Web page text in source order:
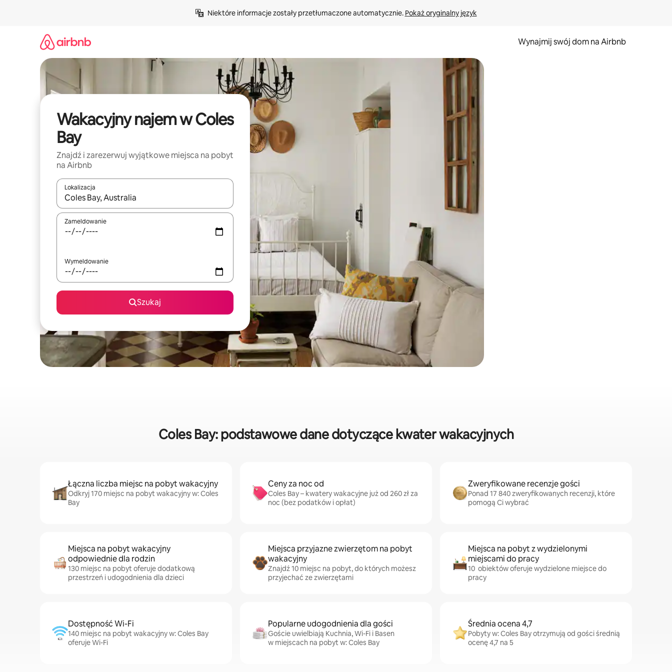
Niektóre informacje zostały przetłumaczone automatycznie. Pokaż oryginalny język
Wynajmij swój dom na Airbnb
Wakacyjny najem w Coles
Bay
Znajdź i zarezerwuj wyjątkowe miejsca na pobyt
na Airbnb
Lokalizacja
Gdy wyniki będą dostępne, możesz poruszać się po nich za pomocą klawiszy strzałek w górę i w dół lub przeglądać je za pomocą gestów dotykowych lub przesuwania.
Zameldowanie
Wymeldowanie
Szukaj
Coles Bay: podstawowe dane dotyczące kwater wakacyjnych
Łączna liczba miejsc na pobyt wakacyjny
Odkryj 170 miejsc na pobyt wakacyjny w: Coles
Bay
Ceny za noc od
Coles Bay – kwatery wakacyjne już od 260 zł za
noc (bez podatków i opłat)
Zweryfikowane recenzje gości
Ponad 17 840 zweryfikowanych recenzji, które
pomogą Ci wybrać
Miejsca na pobyt wakacyjny
odpowiednie dla rodzin
130 miejsc na pobyt oferuje dodatkową
przestrzeń i udogodnienia dla dzieci
Miejsca przyjazne zwierzętom na pobyt
wakacyjny
Znajdź 10 miejsc na pobyt, do których możesz
przyjechać ze zwierzętami
Miejsca na pobyt z wydzielonymi
miejscami do pracy
10 obiektów oferuje wydzielone miejsce do
pracy
Dostępność Wi-Fi
140 miejsc na pobyt wakacyjny w: Coles Bay
oferuje Wi-Fi
Popularne udogodnienia dla gości
Goście uwielbiają Kuchnia, Wi-Fi i Basen
w miejscach na pobyt w: Coles Bay
Średnia ocena 4,7
Pobyty w: Coles Bay otrzymują od gości średnią
ocenę 4,7 na 5